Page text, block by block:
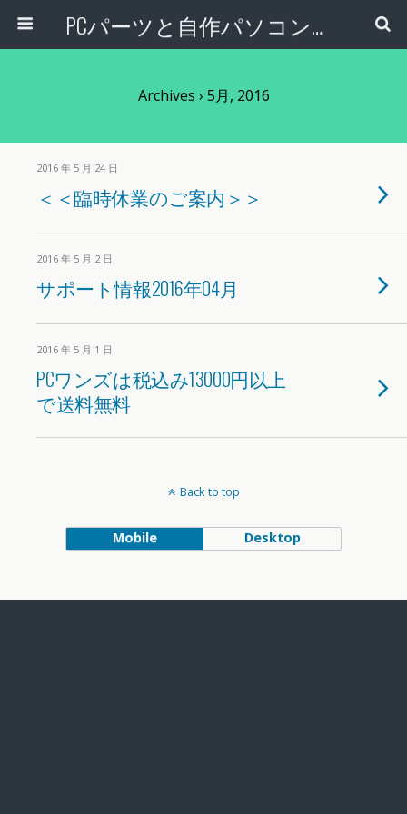
PCパーツと自作パソコン・組み立てパソコンの専門店 | PCワンズ
Archives › 5月, 2016
2016 年 5 月 24 日
＜＜臨時休業のご案内＞＞
2016 年 5 月 2 日
サポート情報2016年04月
2016 年 5 月 1 日
PCワンズは税込み13000円以上
で送料無料
Back to top
Mobile Desktop